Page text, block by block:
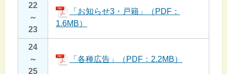
22
～
23
「お知らせ3・戸籍」（PDF：
1.6MB）
24
～
25
「各種広告」（PDF：2.2MB）